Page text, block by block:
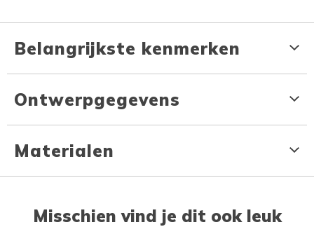
Belangrijkste kenmerken
Ontwerpgegevens
Materialen
Misschien vind je dit ook leuk